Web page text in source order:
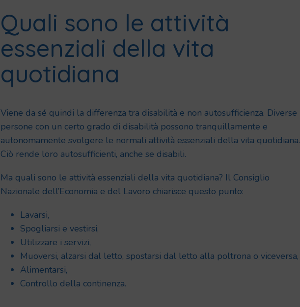
Quali sono le attività
essenziali della vita
quotidiana
Viene da sé quindi la differenza tra disabilità e non autosufficienza. Diverse
persone con un certo grado di disabilità possono tranquillamente e
autonomamente svolgere le normali attività essenziali della vita quotidiana.
Ciò rende loro autosufficienti, anche se disabili.
Ma quali sono le attività essenziali della vita quotidiana? Il Consiglio
Nazionale dell’Economia e del Lavoro chiarisce questo punto:
Lavarsi,
Spogliarsi e vestirsi,
Utilizzare i servizi,
Muoversi, alzarsi dal letto, spostarsi dal letto alla poltrona o viceversa,
Alimentarsi,
Controllo della continenza.